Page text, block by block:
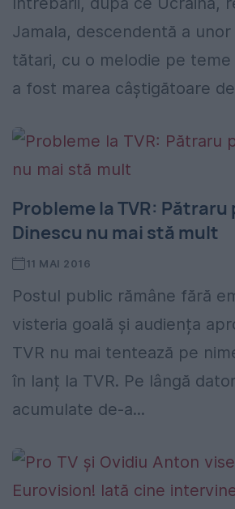
Jamala, descendentă a
tătari, cu o melodie pe teme
a fost marea câștigătoare
Probleme la TVR: Pătraru
Dinescu nu mai stă mult
11 MAI 2016
Postul public rămâne fără
visteria goală și audiența
TVR nu mai tentează pe
în lanț la TVR. Pe lângă
acumulate de-a...